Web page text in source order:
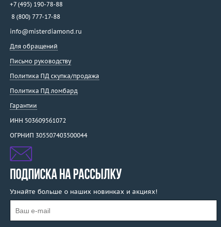
+7 (495) 190-78-88
8 (800) 777-17-88
info@misterdiamond.ru
Для обращений
Письмо руководству
Политика ПД скупка/продажа
Политика ПД ломбард
Гарантии
ИНН 503609561072
ОГРНИП 305507403500044
ПОДПИСКА НА РАССЫЛКУ
Узнайте больше о наших новинках и акциях!